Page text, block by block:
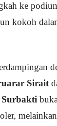
ke
kokoh
Sirait